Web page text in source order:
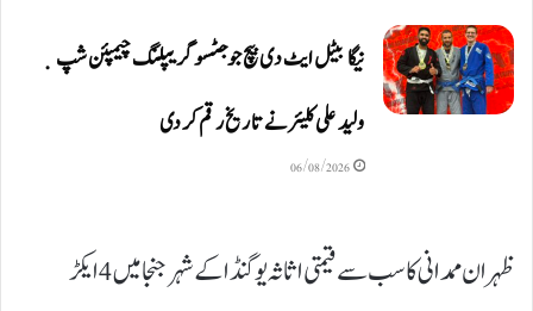
نیگا بیٹل ایٹ دی بیچ جوجٹسو گریپلنگ چیمپئن شپ ٜ
ولید علی کلیئر نے تاریخ رقم کر دی
06/08/2026
ظہران ممدانی کا سب سے قیمتی اثاثہ یوگنڈا کے شہر جنجا میں 4 ایکڑ